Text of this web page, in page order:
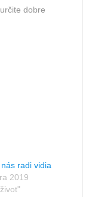
dobre
radi vidia
2019